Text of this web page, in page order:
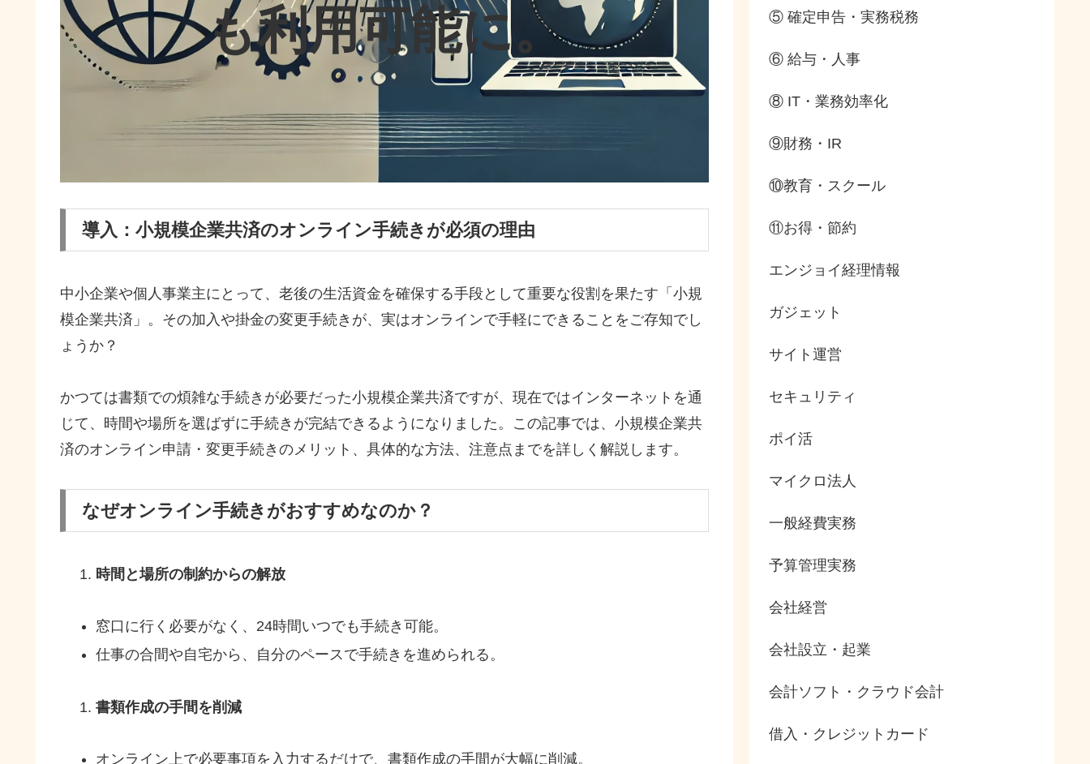
も利用可能に。
導入：小規模企業共済のオンライン手続きが必須の理由
中小企業や個人事業主にとって、老後の生活資金を確保する手段として重要な役割を果たす「小規
模企業共済」。その加入や掛金の変更手続きが、実はオンラインで手軽にできることをご存知でし
ょうか？
かつては書類での煩雑な手続きが必要だった小規模企業共済ですが、現在ではインターネットを通
じて、時間や場所を選ばずに手続きが完結できるようになりました。この記事では、小規模企業共
済のオンライン申請・変更手続きのメリット、具体的な方法、注意点までを詳しく解説します。
なぜオンライン手続きがおすすめなのか？
時間と場所の制約からの解放
窓口に行く必要がなく、24時間いつでも手続き可能。
仕事の合間や自宅から、自分のペースで手続きを進められる。
書類作成の手間を削減
オンライン上で必要事項を入力するだけで、書類作成の手間が大幅に削減。
⑤ 確定申告・実務税務
⑥ 給与・人事
⑧ IT・業務効率化
⑨財務・IR
⑩教育・スクール
⑪お得・節約
エンジョイ経理情報
ガジェット
サイト運営
セキュリティ
ポイ活
マイクロ法人
一般経費実務
予算管理実務
会社経営
会社設立・起業
会計ソフト・クラウド会計
借入・クレジットカード